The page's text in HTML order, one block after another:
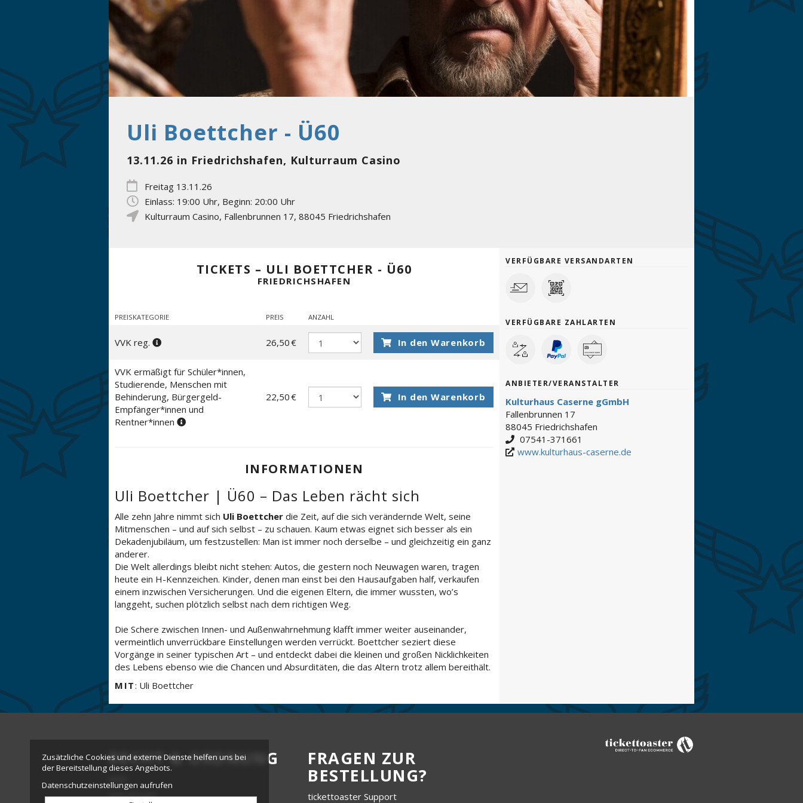
Uli Boettcher - Ü60
13.11.26 in Friedrichshafen, Kulturraum Casino
Freitag 13.11.26
Einlass: 19:00 Uhr, Beginn: 20:00 Uhr
Kulturraum Casino, Fallenbrunnen 17, 88045 Friedrichshafen
TICKETS – ULI BOETTCHER - Ü60
FRIEDRICHSHAFEN
PREISKATEGORIE PREIS ANZAHL
VVK reg. 26,50 € In den Warenkorb
VVK ermäßigt für Schüler*innen,
Studierende, Menschen mit
Behinderung, Bürgergeld-
Empfänger*innen und
Rentner*innen
22,50 € In den Warenkorb
INFORMATIONEN
Uli Boettcher | Ü60 – Das Leben rächt sich
Alle zehn Jahre nimmt sich Uli Boettcher die Zeit, auf die sich verändernde Welt, seine
Mitmenschen – und auf sich selbst – zu schauen. Kaum etwas eignet sich besser als ein
Dekadenjubiläum, um festzustellen: Man ist immer noch derselbe – und gleichzeitig ein ganz
anderer.
Die Welt allerdings bleibt nicht stehen: Autos, die gestern noch Neuwagen waren, tragen
heute ein H-Kennzeichen. Kinder, denen man einst bei den Hausaufgaben half, verkaufen
einem inzwischen Versicherungen. Und die eigenen Eltern, die immer wussten, wo’s
langgeht, suchen plötzlich selbst nach dem richtigen Weg.
Die Schere zwischen Innen- und Außenwahrnehmung klafft immer weiter auseinander,
vermeintlich unverrückbare Einstellungen werden verrückt. Boettcher seziert diese
Vorgänge in seiner typischen Art – und entdeckt dabei die kleinen und großen Nicklichkeiten
des Lebens ebenso wie die Chancen und Absurditäten, die das Altern trotz allem bereithält.
MIT: Uli Boettcher
VERFÜGBARE VERSANDARTEN
VERFÜGBARE ZAHLARTEN
ANBIETER/VERANSTALTER
Kulturhaus Caserne gGmbH
Fallenbrunnen 17
88045 Friedrichshafen
07541-371661
www.kulturhaus-caserne.de
RECHT & ORDNUNG
Impressum
FRAGEN ZUR
BESTELLUNG?
tickettoaster Support
Zusätzliche Cookies und externe Dienste helfen uns bei
der Bereitstellung dieses Angebots.
Datenschutzeinstellungen aufrufen